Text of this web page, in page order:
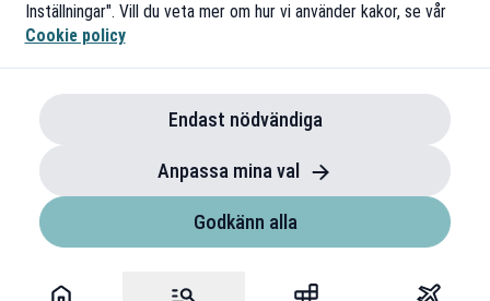
Inställningar". Vill du veta mer om hur vi använder kakor, se vår
Cookie policy
Endast nödvändiga
Anpassa mina val
Godkänn alla